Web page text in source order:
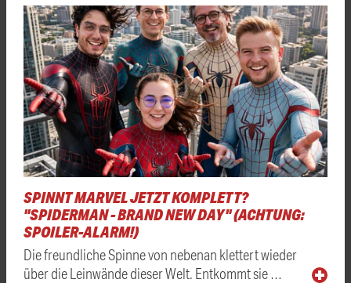
SPINNT MARVEL JETZT KOMPLETT?
"SPIDERMAN - BRAND NEW DAY" (ACHTUNG:
SPOILER-ALARM!)
Die freundliche Spinne von nebenan klettert wieder
über die Leinwände dieser Welt. Entkommt sie …